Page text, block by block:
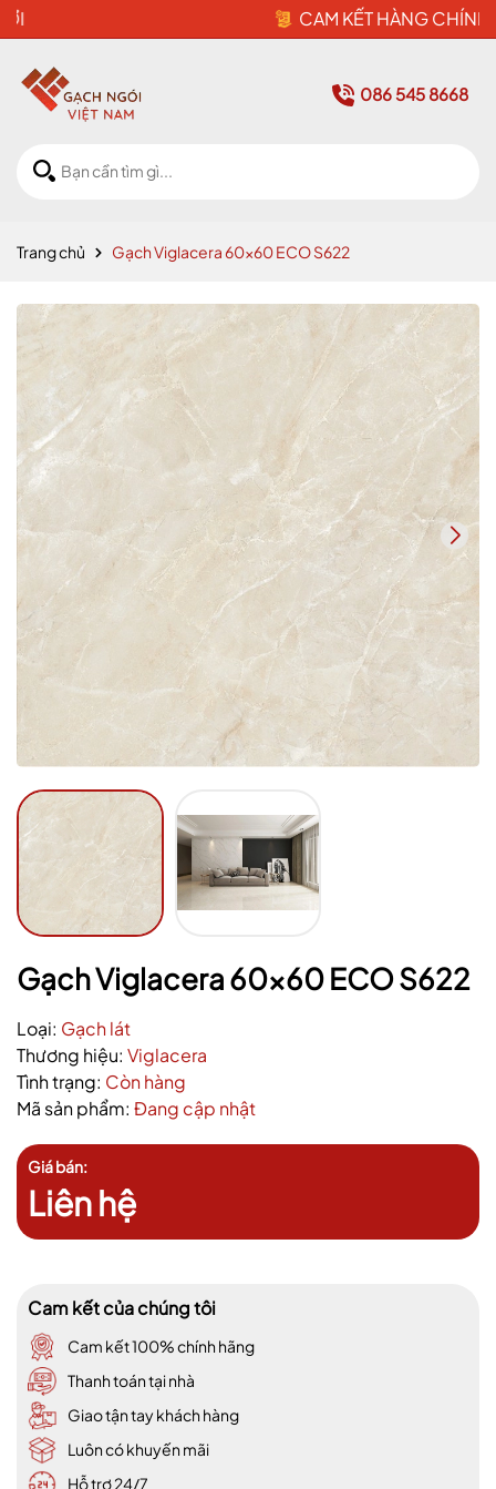
CAM KẾT HÀNG CHÍNH HÃNG
086 545 8668
Trang chủ Gạch Viglacera 60x60 ECO S622
Gạch Viglacera 60x60 ECO S622
Loại: Gạch lát
Thương hiệu: Viglacera
Tình trạng: Còn hàng
Mã sản phẩm: Đang cập nhật
Giá bán:
Liên hệ
Cam kết của chúng tôi
Cam kết 100% chính hãng
Thanh toán tại nhà
Giao tận tay khách hàng
Luôn có khuyến mãi
Hỗ trợ 24/7
Mã giảm giá:
Ngày hết hạn: